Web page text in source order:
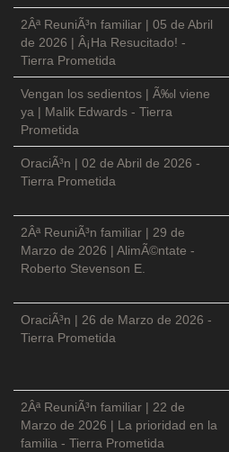
2Âª ReuniÃ³n familiar | 05 de Abril
de 2026 | Â¡Ha Resucitado! -
Tierra Prometida
Vengan los sedientos | Ã‰l viene
ya | Malik Edwards - Tierra
Prometida
OraciÃ³n | 02 de Abril de 2026 -
Tierra Prometida
2Âª ReuniÃ³n familiar | 29 de
Marzo de 2026 | AlimÃ©ntate -
Roberto Stevenson E.
OraciÃ³n | 26 de Marzo de 2026 -
Tierra Prometida
2Âª ReuniÃ³n familiar | 22 de
Marzo de 2026 | La prioridad en la
familia - Tierra Prometida